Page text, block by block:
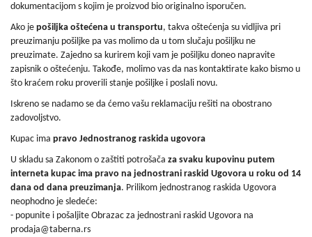
dokumentacijom s kojim je proizvod bio originalno isporučen.
Ako je pošiljka oštećena u transportu, takva oštećenja su vidljiva pri
preuzimanju pošiljke pa vas molimo da u tom slučaju pošiljku ne
preuzimate. Zajedno sa kurirem koji vam je pošiljku doneo napravite
zapisnik o oštećenju. Takođe, molimo vas da nas kontaktirate kako bismo u
što kraćem roku proverili stanje pošiljke i poslali novu.
Iskreno se nadamo se da ćemo vašu reklamaciju rešiti na obostrano
zadovoljstvo.
Kupac ima pravo Jednostranog raskida ugovora
U skladu sa Zakonom o zaštiti potrošača za svaku kupovinu putem
interneta kupac ima pravo na jednostrani raskid Ugovora u roku od 14
dana od dana preuzimanja. Prilikom jednostranog raskida Ugovora
neophodno je sledeće:
- popunite i pošaljite Obrazac za jednostrani raskid Ugovora na
prodaja@taberna.rs